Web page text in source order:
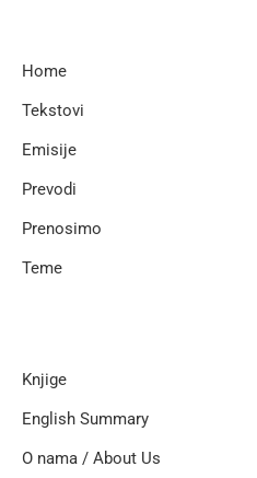
Home
Tekstovi
Emisije
Prevodi
Prenosimo
Teme
Knjige
English Summary
O nama / About Us